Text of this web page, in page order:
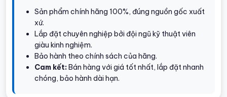
Sản phẩm chính hãng 100%, đúng nguồn gốc xuất
xứ.
Lắp đặt chuyên nghiệp bởi đội ngũ kỹ thuật viên
giàu kinh nghiệm.
Bảo hành theo chính sách của hãng.
Cam kết:Bán hàng với giá tốt nhất, lắp đặt nhanh
chóng, bảo hành dài hạn.